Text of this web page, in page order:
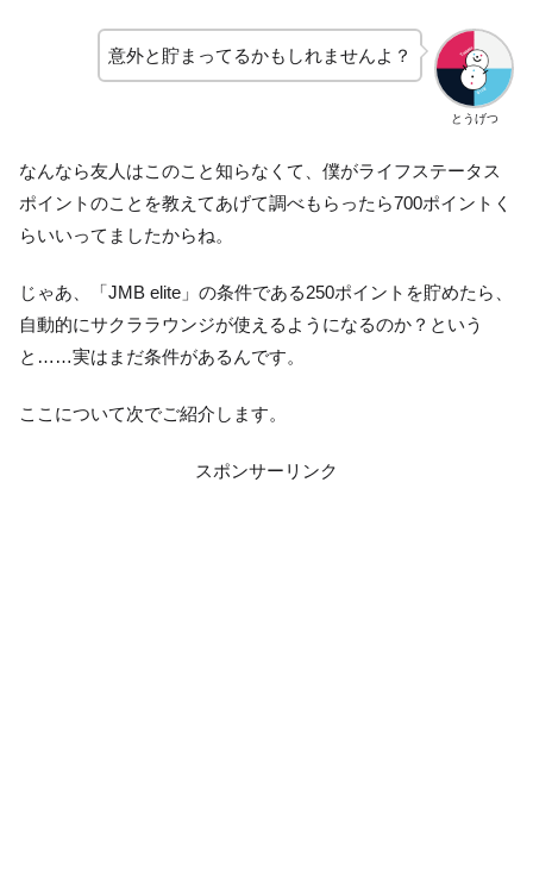
とうげつ
意外と貯まってるかもしれませんよ？
なんなら友人はこのこと知らなくて、僕がライフステータス
ポイントのことを教えてあげて調べもらったら700ポイントく
らいいってましたからね。
じゃあ、「JMB elite」の条件である250ポイントを貯めたら、
自動的にサクララウンジが使えるようになるのか？という
と……実はまだ条件があるんです。
ここについて次でご紹介します。
スポンサーリンク